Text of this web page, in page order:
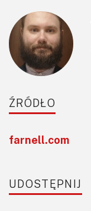
ŹRÓDŁO
farnell.com
UDOSTĘPNIJ